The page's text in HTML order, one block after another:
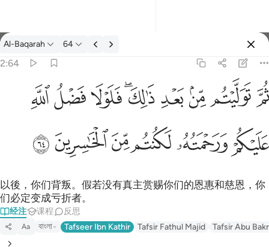
经注: Al-Baqarah 2:64
Al-Baqarah 64
2:64
من بعد ذالك فلولا فضل الله عليكم ورحمته لكنتم من الخاسرين ٦٤
فَضْلُ ٱللَّهِ عَلَيْكُمْ وَرَحْمَتُهُۥ لَكُنتُم مِّنَ ٱلْخَـٰسِرِينَ ٦٤
ﱪﱫﱬﱭﱮﱯﱰﱱﱲ
ﱳﱴﱵﱶﱷﱸ
以後，你们背叛。假若没有真主赏赐你们的恩惠和慈恩，你
们必定变成亏折者。
经注 课程 反思
Aa বাংলা Tafseer Ibn Kathir Tafsir Fathul Majid Tafsir Abu